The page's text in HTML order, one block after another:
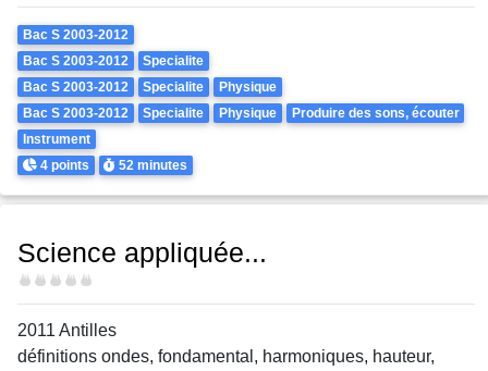
Theme
Bac S 2003-2012
Bac S 2003-2012
Specialite
Bac S 2003-2012
Specialite
Physique
Bac S 2003-2012
Specialite Physique
Produire des sons, écouter
Instrument
Points
4 points Durée
52 minutes
Science appliquée...
Difficulté
2011 Antilles
définitions ondes, fondamental, harmoniques, hauteur,